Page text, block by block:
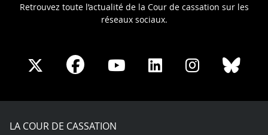
Retrouvez toute l’actualité de la Cour de cassation sur les
réseaux sociaux.
Share
X
Share
Facebook
Share
Youtube
Share
LinkedIn
Share
Instagram
LA COUR DE CASSATION